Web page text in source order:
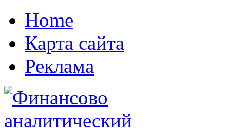
Home
Карта сайта
Реклама